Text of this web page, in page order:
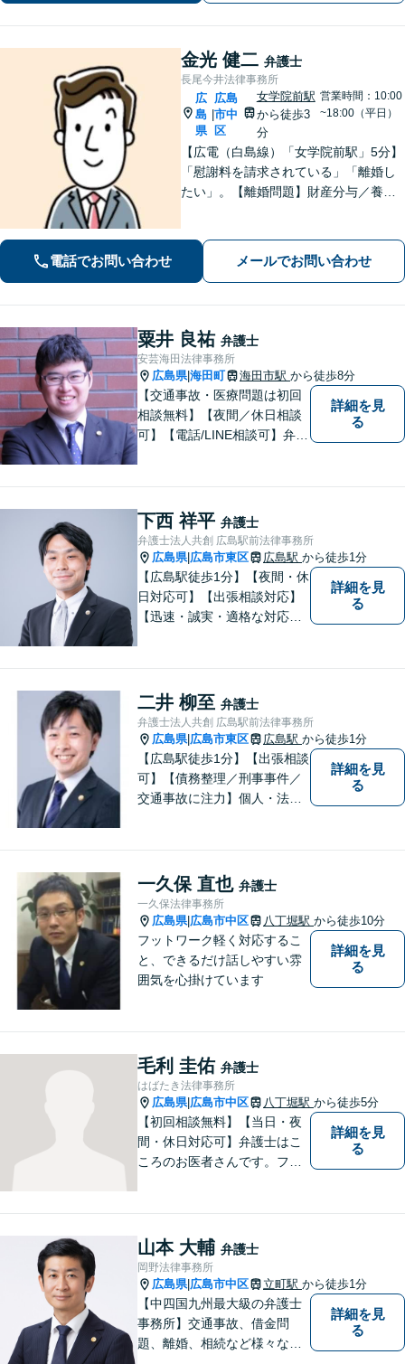
金光 健二 弁護士
長尾今井法律事務所
広
島
県
|
広島
市中
区
女学院前駅
から徒歩3
分
営業時間：10:00
~18:00（平日）
【広電（白島線）「女学院前駅」5分】
「慰謝料を請求されている」「離婚し
たい」。【離婚問題】財産分与／養育
請求など【相続・遺言】料金は明確に
細かく設定【初回相談無料】
電話でお問い合わせ メールでお問い合わせ
粟井 良祐 弁護士
安芸海田法律事務所
広島県|海田町 海田市駅 から徒歩8分
【交通事故・医療問題は初回
相談無料】【夜間／休日相談
可】【電話/LINE相談可】弁護
ている方は、すぐに弁護士に
ご相談ください。【JR海田市
駅から徒歩9分】
詳細を見
る
下西 祥平 弁護士
弁護士法人共創 広島駅前法律事務所
広島県| 広島市東区 広島駅 から徒歩1分
【広島駅徒歩1分】【夜間・休
日対応可】【出張相談対応】
【迅速・誠実・適格な対応】
重視しています。また、弊事
務所は迅速な対応・回答を最
優先にしています。
詳細を見
る
二井 柳至 弁護士
弁護士法人共創 広島駅前法律事務所
広島県| 広島市東区 広島駅 から徒歩1分
【広島駅徒歩1分】【出張相談
可】【債務整理／刑事事件／
交通事故に注力】個人・法人
の「平和」が実現できるよ
う、依頼者一人ひとりに寄り
添い、解決へ導きます。
詳細を見
る
一久保 直也 弁護士
一久保法律事務所
広島県| 広島市中区 八丁堀駅 から徒歩10分
フットワーク軽く対応するこ
と、できるだけ話しやすい雰
囲気を心掛けています
詳細を見
る
毛利 圭佑 弁護士
はばたき法律事務所
広島県| 広島市中区 八丁堀駅 から徒歩5分
【初回相談無料】【当日・夜
間・休日対応可】弁護士はこ
ころのお医者さんです。フッ
詳細を見
る
山本 大輔 弁護士
岡野法律事務所
広島県| 広島市中区 立町駅 から徒歩1分
【中四国九州最大級の弁護士
事務所】交通事故、借金問
題、離婚、相続など様々な問
詳細を見
る